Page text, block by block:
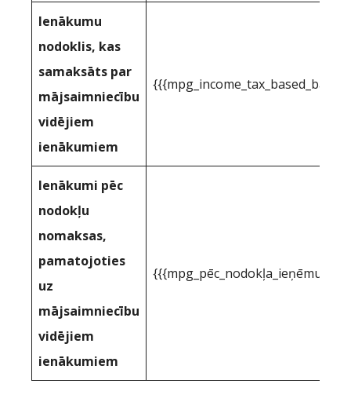
Ienākumu
nodoklis, kas
samaksāts par
mājsaimniecību
vidējiem
ienākumiem
Ienākumi pēc
nodokļu
nomaksas,
pamatojoties
uz
mājsaimniecību
vidējiem
ienākumiem